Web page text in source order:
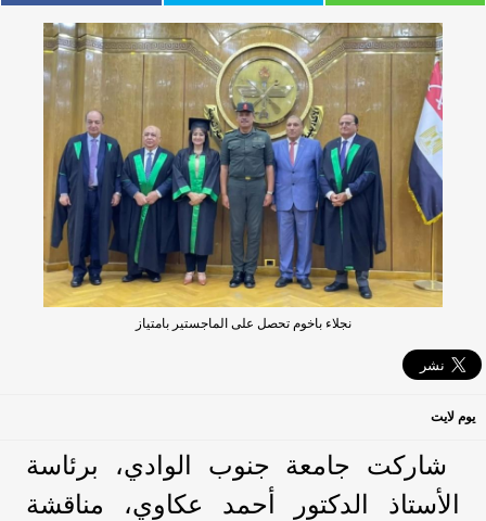
نجلاء باخوم تحصل على الماجستير بامتياز
يوم لايت
شاركت جامعة جنوب الوادي، برئاسة
الأستاذ الدكتور أحمد عكاوي، مناقشة